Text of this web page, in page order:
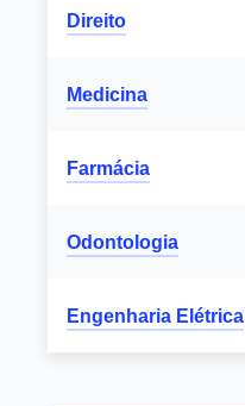
Direito
Medicina
Farmácia
Odontologia
Engenharia Elétrica